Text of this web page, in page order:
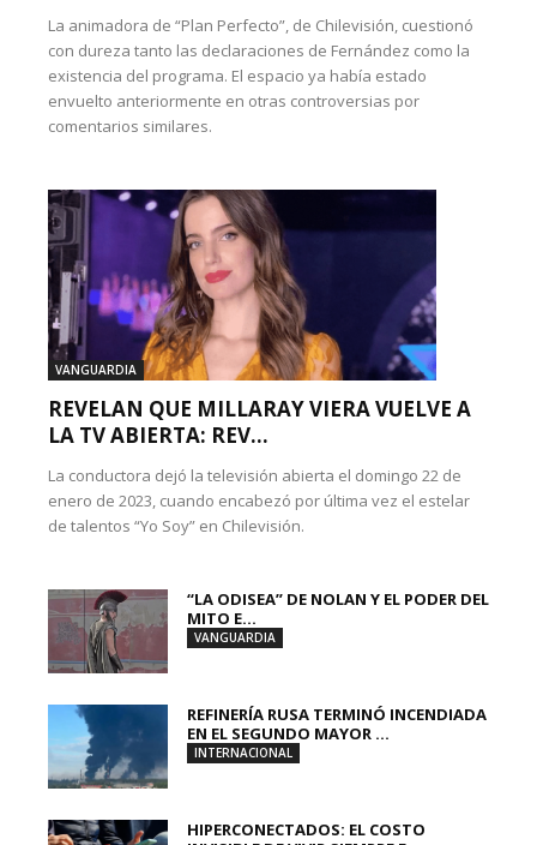
La animadora de “Plan Perfecto”, de Chilevisión, cuestionó
con dureza tanto las declaraciones de Fernández como la
existencia del programa. El espacio ya había estado
envuelto anteriormente en otras controversias por
comentarios similares.
VANGUARDIA
REVELAN QUE MILLARAY VIERA VUELVE A
LA TV ABIERTA: REV...
La conductora dejó la televisión abierta el domingo 22 de
enero de 2023, cuando encabezó por última vez el estelar
de talentos “Yo Soy” en Chilevisión.
“LA ODISEA” DE NOLAN Y EL PODER DEL
MITO E...
VANGUARDIA
REFINERÍA RUSA TERMINÓ INCENDIADA
EN EL SEGUNDO MAYOR ...
INTERNACIONAL
HIPERCONECTADOS: EL COSTO